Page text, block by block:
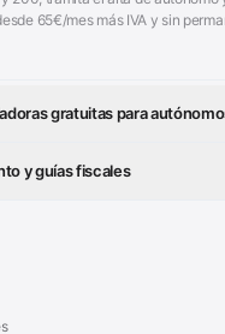
65€/mes más IVA y sin
gratuitas para
y guías fiscales